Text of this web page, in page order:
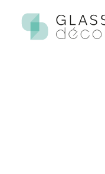
contenu